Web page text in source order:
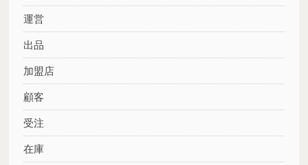
運営
出品
加盟店
顧客
受注
在庫